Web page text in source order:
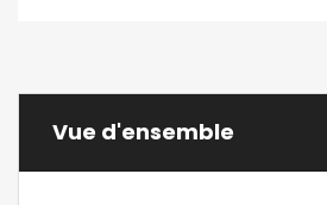
Vue d'ensemble